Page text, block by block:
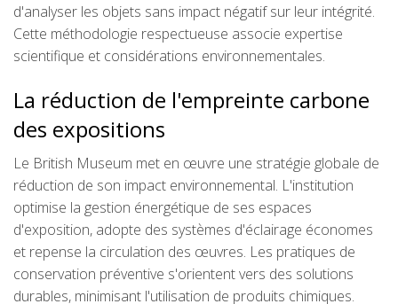
d'analyser les objets sans impact négatif sur leur intégrité.
Cette méthodologie respectueuse associe expertise
scientifique et considérations environnementales.
La réduction de l'empreinte carbone
des expositions
Le British Museum met en œuvre une stratégie globale de
réduction de son impact environnemental. L'institution
optimise la gestion énergétique de ses espaces
d'exposition, adopte des systèmes d'éclairage économes
et repense la circulation des œuvres. Les pratiques de
conservation préventive s'orientent vers des solutions
durables, minimisant l'utilisation de produits chimiques.